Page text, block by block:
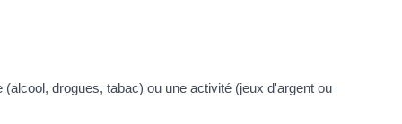
drogues, tabac) ou une activité (jeux d'argent ou